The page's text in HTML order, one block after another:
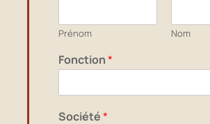
Prénom Nom
F
o
c
Fonction*
Société*